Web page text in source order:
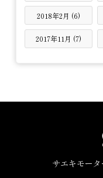
2018年2月 (6)
2017年11月 (7)
サエキモー